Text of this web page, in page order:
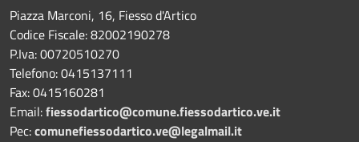
Piazza Marconi, 16, Fiesso d'Artico
Codice Fiscale: 82002190278
P.Iva: 00720510270
Telefono:0415137111
Fax:0415160281
Email:fiessodartico@comune.fiessodartico.ve.it
Pec:comunefiessodartico.ve@legalmail.it